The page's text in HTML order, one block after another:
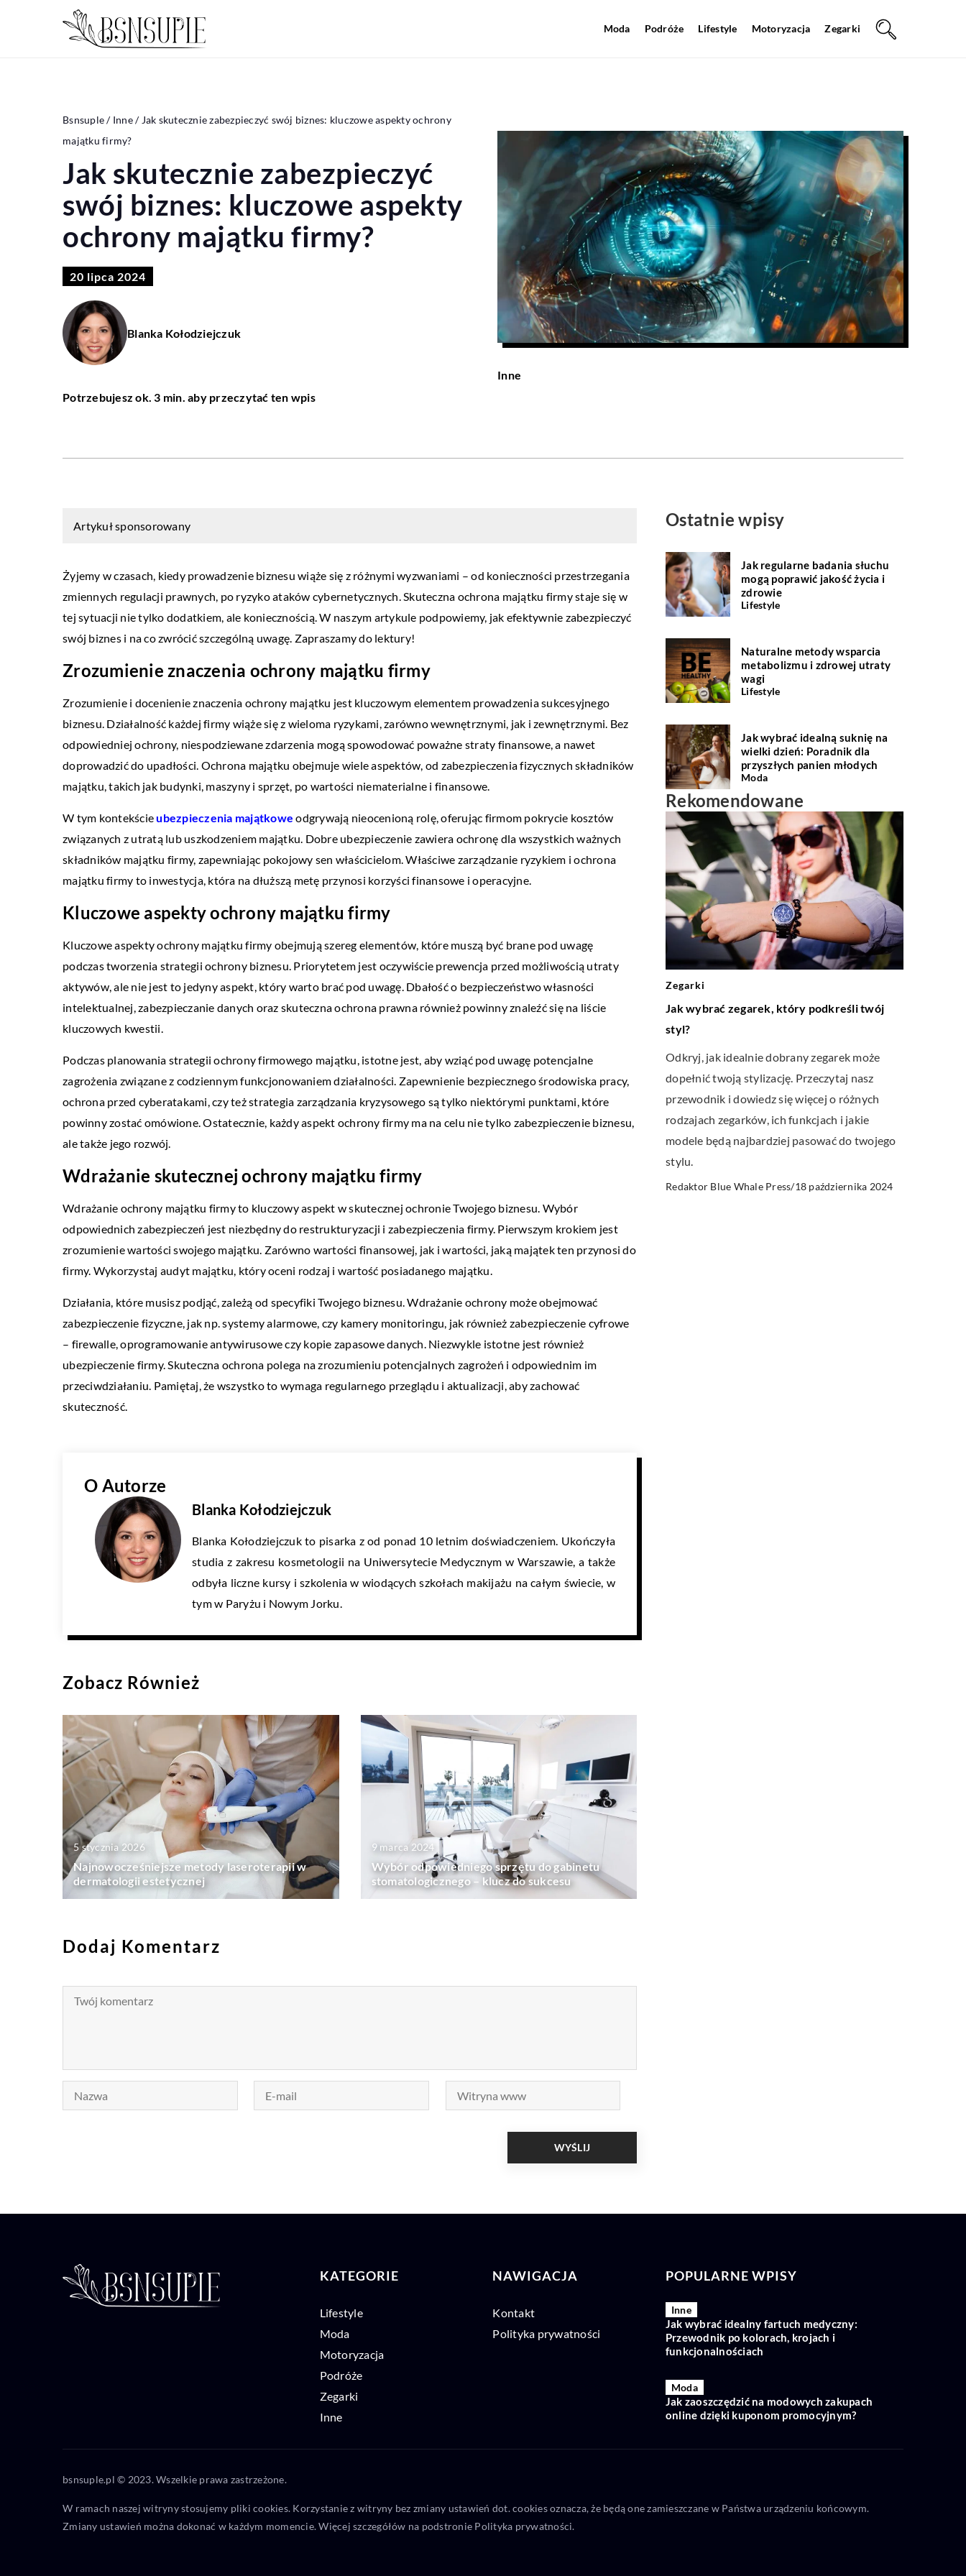
Moda Podróże Lifestyle Motoryzacja Zegarki
Bsnsuple/ Inne/ Jak skutecznie zabezpieczyć swój biznes: kluczowe aspekty ochrony
majątku firmy?
Jak skutecznie zabezpieczyć
swój biznes: kluczowe aspekty
ochrony majątku firmy?
20 lipca 2024
Blanka Kołodziejczuk
Potrzebujesz ok. 3 min. aby przeczytać ten wpis
Inne
Artykuł sponsorowany
Żyjemy w czasach, kiedy prowadzenie biznesu wiąże się z różnymi wyzwaniami – od konieczności przestrzegania
zmiennych regulacji prawnych, po ryzyko ataków cybernetycznych. Skuteczna ochrona majątku firmy staje się w
tej sytuacji nie tylko dodatkiem, ale koniecznością. W naszym artykule podpowiemy, jak efektywnie zabezpieczyć
swój biznes i na co zwrócić szczególną uwagę. Zapraszamy do lektury!
Zrozumienie znaczenia ochrony majątku firmy
Zrozumienie i docenienie znaczenia ochrony majątku jest kluczowym elementem prowadzenia sukcesyjnego
biznesu. Działalność każdej firmy wiąże się z wieloma ryzykami, zarówno wewnętrznymi, jak i zewnętrznymi. Bez
odpowiedniej ochrony, niespodziewane zdarzenia mogą spowodować poważne straty finansowe, a nawet
doprowadzić do upadłości. Ochrona majątku obejmuje wiele aspektów, od zabezpieczenia fizycznych składników
majątku, takich jak budynki, maszyny i sprzęt, po wartości niematerialne i finansowe.
W tym kontekścieubezpieczenia majątkowe odgrywają nieocenioną rolę, oferując firmom pokrycie kosztów
związanych z utratą lub uszkodzeniem majątku. Dobre ubezpieczenie zawiera ochronę dla wszystkich ważnych
składników majątku firmy, zapewniając pokojowy sen właścicielom. Właściwe zarządzanie ryzykiem i ochrona
majątku firmy to inwestycja, która na dłuższą metę przynosi korzyści finansowe i operacyjne.
Kluczowe aspekty ochrony majątku firmy
Kluczowe aspekty ochrony majątku firmy obejmują szereg elementów, które muszą być brane pod uwagę
podczas tworzenia strategii ochrony biznesu. Priorytetem jest oczywiście prewencja przed możliwością utraty
aktywów, ale nie jest to jedyny aspekt, który warto brać pod uwagę. Dbałość o bezpieczeństwo własności
intelektualnej, zabezpieczanie danych oraz skuteczna ochrona prawna również powinny znaleźć się na liście
kluczowych kwestii.
Podczas planowania strategii ochrony firmowego majątku, istotne jest, aby wziąć pod uwagę potencjalne
zagrożenia związane z codziennym funkcjonowaniem działalności. Zapewnienie bezpiecznego środowiska pracy,
ochrona przed cyberatakami, czy też strategia zarządzania kryzysowego są tylko niektórymi punktami, które
powinny zostać omówione. Ostatecznie, każdy aspekt ochrony firmy ma na celu nie tylko zabezpieczenie biznesu,
ale także jego rozwój.
Wdrażanie skutecznej ochrony majątku firmy
Wdrażanie ochrony majątku firmy to kluczowy aspekt w skutecznej ochronie Twojego biznesu. Wybór
odpowiednich zabezpieczeń jest niezbędny do restrukturyzacji i zabezpieczenia firmy. Pierwszym krokiem jest
zrozumienie wartości swojego majątku. Zarówno wartości finansowej, jak i wartości, jaką majątek ten przynosi do
firmy. Wykorzystaj audyt majątku, który oceni rodzaj i wartość posiadanego majątku.
Działania, które musisz podjąć, zależą od specyfiki Twojego biznesu. Wdrażanie ochrony może obejmować
zabezpieczenie fizyczne, jak np. systemy alarmowe, czy kamery monitoringu, jak również zabezpieczenie cyfrowe
– firewalle, oprogramowanie antywirusowe czy kopie zapasowe danych. Niezwykle istotne jest również
ubezpieczenie firmy. Skuteczna ochrona polega na zrozumieniu potencjalnych zagrożeń i odpowiednim im
przeciwdziałaniu. Pamiętaj, że wszystko to wymaga regularnego przeglądu i aktualizacji, aby zachować
skuteczność.
O Autorze
Blanka Kołodziejczuk
Blanka Kołodziejczuk to pisarka z od ponad 10 letnim doświadczeniem. Ukończyła
studia z zakresu kosmetologii na Uniwersytecie Medycznym w Warszawie, a także
odbyła liczne kursy i szkolenia w wiodących szkołach makijażu na całym świecie, w
tym w Paryżu i Nowym Jorku.
Zobacz Również
5 stycznia 2026
Najnowocześniejsze metody laseroterapii w
dermatologii estetycznej
9 marca 2024
Wybór odpowiedniego sprzętu do gabinetu
stomatologicznego – klucz do sukcesu
Dodaj Komentarz
Ostatnie wpisy
Jak regularne badania słuchu
mogą poprawić jakość życia i
zdrowie
Lifestyle
Naturalne metody wsparcia
metabolizmu i zdrowej utraty
wagi
Lifestyle
Jak wybrać idealną suknię na
wielki dzień: Poradnik dla
przyszłych panien młodych
Moda
Rekomendowane
Zegarki
Jak wybrać zegarek, który podkreśli twój
styl?
Odkryj, jak idealnie dobrany zegarek może
dopełnić twoją stylizację. Przeczytaj nasz
przewodnik i dowiedz się więcej o różnych
rodzajach zegarków, ich funkcjach i jakie
modele będą najbardziej pasować do twojego
stylu.
Redaktor Blue Whale Press/18 października 2024
KATEGORIE
Lifestyle
Moda
Motoryzacja
Podróże
Zegarki
Inne
NAWIGACJA
Kontakt
Polityka prywatności
POPULARNE WPISY
Inne
Jak wybrać idealny fartuch medyczny:
Przewodnik po kolorach, krojach i
funkcjonalnościach
Moda
Jak zaoszczędzić na modowych zakupach
online dzięki kuponom promocyjnym?
bsnsuple.pl © 2023. Wszelkie prawa zastrzeżone.
W ramach naszej witryny stosujemy pliki cookies. Korzystanie z witryny bez zmiany ustawień dot. cookies oznacza, że będą one zamieszczane w Państwa urządzeniu końcowym.
Zmiany ustawień można dokonać w każdym momencie. Więcej szczegółów na podstronie Polityka prywatności.